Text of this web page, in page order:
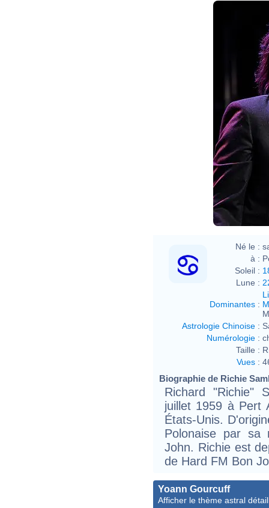
Né le :
à :
Soleil :
Lune :
Dominantes :
Astrologie Chinoise :
Numérologie :
Taille :
Vues :
Biographie de Richie
Richard "Richie"
juillet 1959 à Pert
États-Unis.
Polonaise par
John. Richie est
de Hard FM Bon
Yoann Gourcuff
Afficher le thème astral